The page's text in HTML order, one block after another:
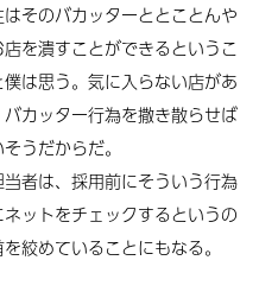
そのバカッターととことんや
を潰すことができるというこ
は思う。気に入らない店があ
カッター行為を撒き散らせば
うだからだ。
者は、採用前にそういう行為
ットをチェックするというの
絞めていることにもなる。